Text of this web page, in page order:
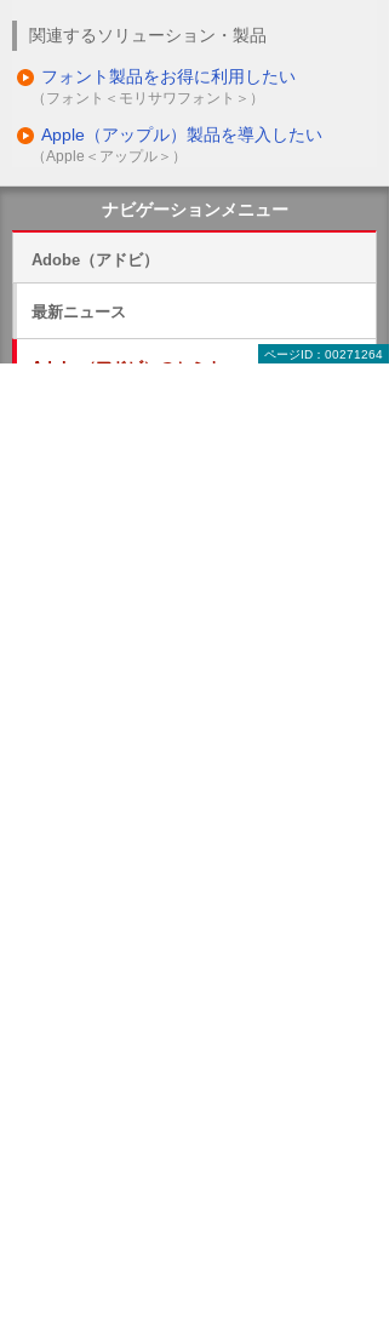
関連するソリューション・製品
フォント製品をお得に利用したい
（フォント＜モリサワフォント＞）
Apple（アップル）製品を導入したい
（Apple＜アップル＞）
ページID：00271264
ナビゲーションメニュー
Adobe（アドビ）
最新ニュース
Adobe（アドビ）のセミナー・イベント